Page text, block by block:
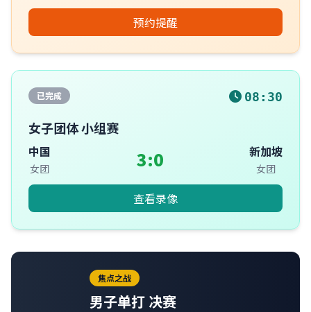
预约提醒
已完成 08:30
女子团体 小组赛
中国
女团 3:0 新加坡
女团
查看录像
焦点之战
男子单打 决赛